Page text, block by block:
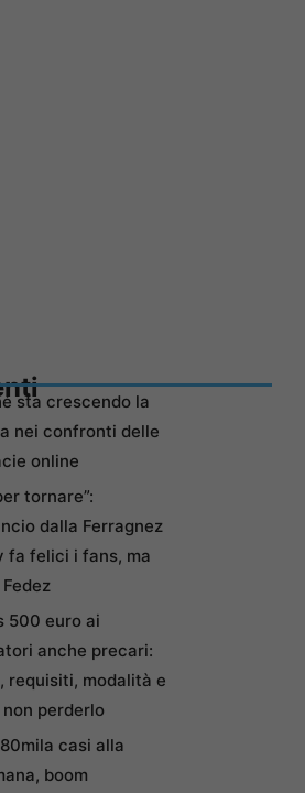
sta crescendo la
nei confronti delle
online
tornare”:
dalla Ferragnez
fa felici i fans, ma
500 euro ai
anche precari:
requisiti, modalità e
perderlo
casi alla
boom